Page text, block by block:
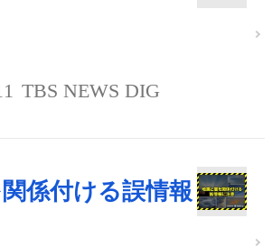
TBS NEWS DIG
係付ける誤情報